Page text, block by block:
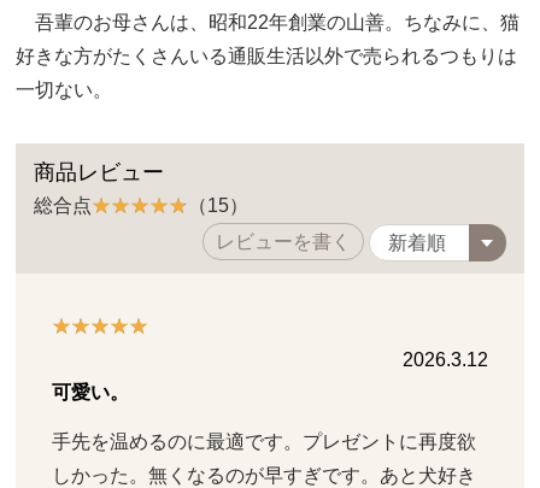
吾輩のお母さんは、昭和22年創業の山善。ちなみに、猫
好きな方がたくさんいる通販生活以外で売られるつもりは
一切ない。
商品レビュー
総合点
（15）
レビューを書く
2026.3.12
可愛い。
手先を温めるのに最適です。プレゼントに再度欲
しかった。無くなるのが早すぎです。あと犬好き